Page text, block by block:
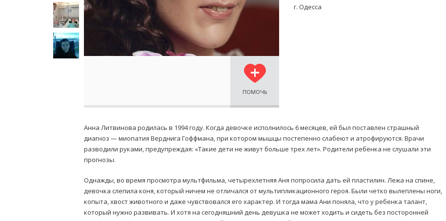
ПОМОЧЬ
г. Одесса
Анна Литвинова родилась в 1994 году. Когда девочке исполнилось 6 месяцев, ей был поставлен страшный
диагноз — миопатия Верднига Гоффмана, при котором мышцы постепенно слабеют и атрофируются. Врачи
разводили руками, предупреждая: «Такие дети не живут больше трех лет». Родители ребенка не слушали эти
прогнозы.
Однажды, во время просмотра мультфильма, четырехлетняя Аня попросила дать ей пластилин. Лежа на спине,
девочка слепила коня, который ничем не отличался от мультипликационного героя. Были четко вылеплены ноги,
копыта, хвост животного и даже чувствовался его характер. И тогда мама Ани поняла, что у ребенка талант,
который нужно развивать. И хотя на сегодняшний день девушка не может ходить и сидеть без посторонней